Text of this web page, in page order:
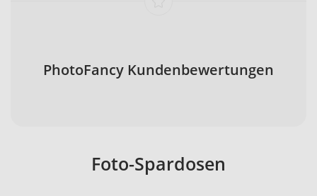
PhotoFancy Kundenbewertungen
Foto-Spardosen